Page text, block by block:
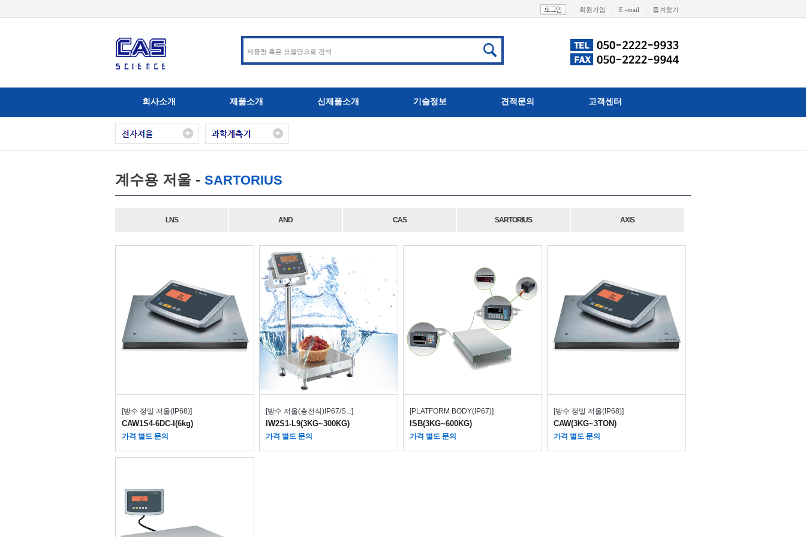
즐겨찾기
E -mail
회원가입
회사소개 제품소개 신제품소개 기술정보 견적문의 고객센터
계수용 저울 - SARTORIUS
LNS AND CAS SARTORIUS AXIS
[방수 정밀 저울(IP68)]
CAW1S4-6DC-I(6kg)
가격 별도 문의
[방수 저울(충전식)IP67/S...]
IW2S1-L9(3KG~300KG)
가격 별도 문의
[PLATFORM BODY(IP67)]
ISB(3KG~600KG)
가격 별도 문의
[방수 정밀 저울(IP68)]
CAW(3KG~3TON)
가격 별도 문의